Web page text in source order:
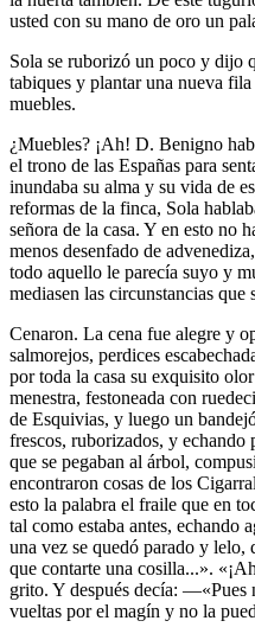
usted con su mano de oro un
Sola se ruborizó un poco y dijo
tabiques y plantar una nueva
muebles.
¿Muebles? ¡Ah! D. Benigno
el trono de las Españas para
inundaba su alma y su vida de
reformas de la finca, Sola
señora de la casa. Y en esto no
menos desenfado de
todo aquello le parecía suyo y
mediasen las circunstancias que
Cenaron. La cena fue alegre y
salmorejos, perdices
por toda la casa su exquisito
menestra, festoneada con
de Esquivias, y luego un
frescos, ruborizados, y
que se pegaban al árbol,
encontraron cosas de los
esto la palabra el fraile que en
tal como estaba antes, echando
una vez se quedó parado y
que contarte una cosilla...».
grito. Y después decía: —«Pues
vueltas por el magín y no la